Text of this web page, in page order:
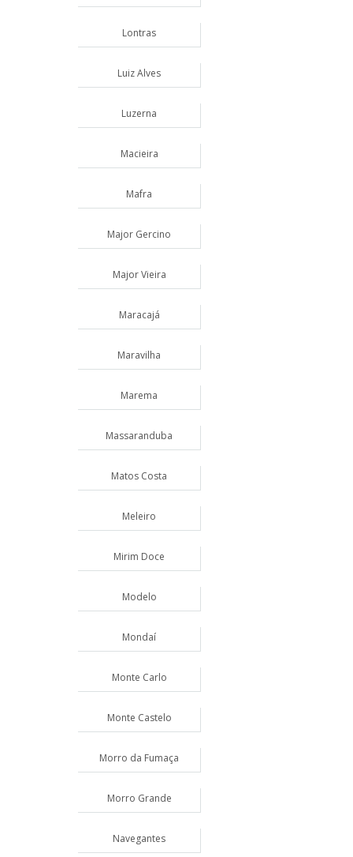
Lontras
Luiz Alves
Luzerna
Macieira
Mafra
Major Gercino
Major Vieira
Maracajá
Maravilha
Marema
Massaranduba
Matos Costa
Meleiro
Mirim Doce
Modelo
Mondaí
Monte Carlo
Monte Castelo
Morro da Fumaça
Morro Grande
Navegantes